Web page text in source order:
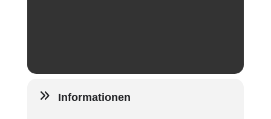
Informationen